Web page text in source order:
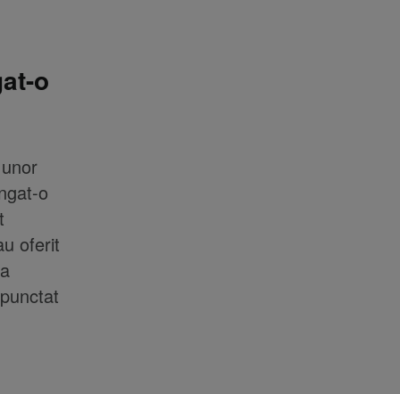
o
o
oferit